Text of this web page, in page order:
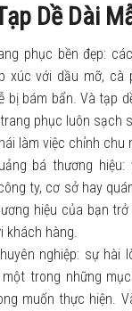
Dề Dài
phục bền đẹp:
xúc với dầu mỡ, cà
bị bám bẩn. Và tạp
phục luôn sạch
làm việc chỉnh chu
bá thương
ty, cơ sở hay
hiệu của bạn
hàng.
nghiệp: sự hài
trong những
muốn thực hiện.